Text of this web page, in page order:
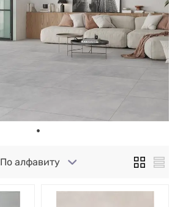
По алфавиту